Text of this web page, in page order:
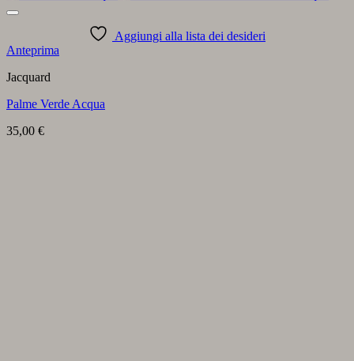
Aggiungi alla lista dei desideri
Anteprima
Jacquard
Palme Verde Acqua
35,00 €